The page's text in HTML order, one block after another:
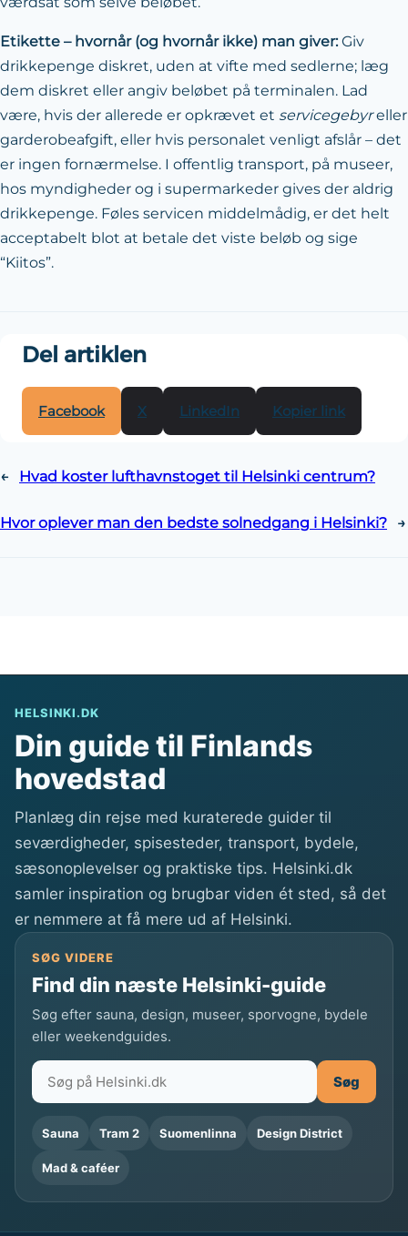
Etikette – hvornår (og hvornår ikke) man giver:Giv
drikkepenge diskret, uden at vifte med sedlerne; læg
dem diskret eller angiv beløbet på terminalen. Lad
være, hvis der allerede er opkrævet et servicegebyreller
garderobeafgift, eller hvis personalet venligt afslår – det
er ingen fornærmelse. I offentlig transport, på museer,
hos myndigheder og i supermarkeder gives der aldrig
drikkepenge. Føles servicen middelmådig, er det helt
acceptabelt blot at betale det viste beløb og sige
“Kiitos”.
Del artiklen
Facebook X LinkedIn Kopier link
← Hvad koster lufthavnstoget til Helsinki centrum?
Hvor oplever man den bedste solnedgang i Helsinki? →
HELSINKI.DK
Din guide til Finlands
hovedstad
Planlæg din rejse med kuraterede guider til
seværdigheder, spisesteder, transport, bydele,
sæsonoplevelser og praktiske tips. Helsinki.dk
samler inspiration og brugbar viden ét sted, så det
er nemmere at få mere ud af Helsinki.
SØG VIDERE
Find din næste Helsinki-guide
Søg efter sauna, design, museer, sporvogne, bydele
eller weekendguides.
Søg
Sauna Tram 2 Suomenlinna Design District
Mad & caféer